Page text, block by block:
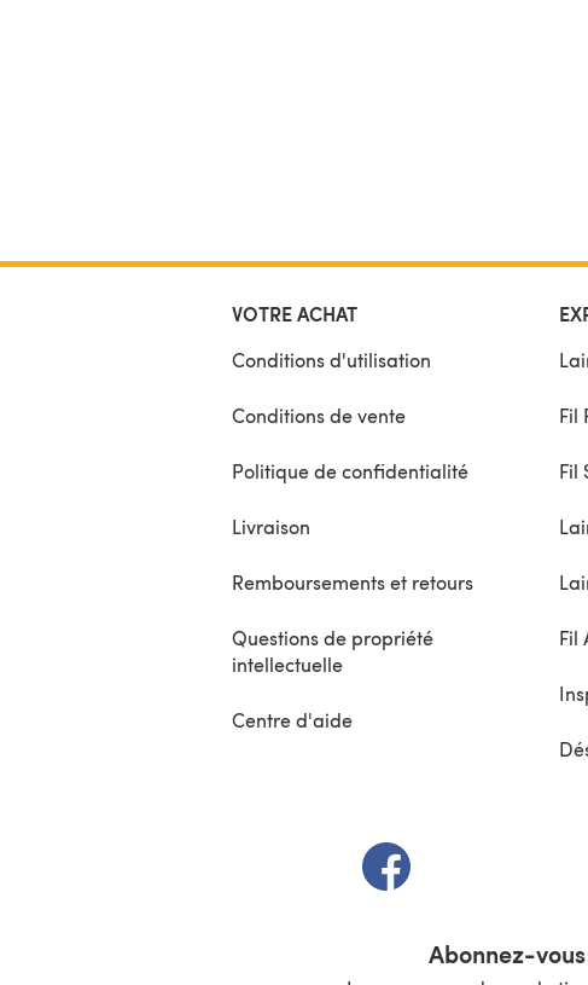
VOTRE ACHAT
Conditions d'utilisation
Conditions de vente
Politique de confidentialité
Livraison
Remboursements et retours
Questions de propriété
intellectuelle
Centre d'aide
Fil
Fil
Fil
(s'ouvre dans un
Abonnez-